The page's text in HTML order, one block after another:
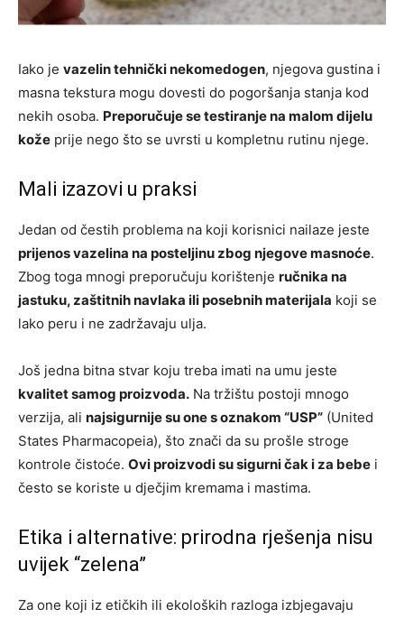
Iako je vazelin tehnički nekomedogen, njegova gustina i
masna tekstura mogu dovesti do pogoršanja stanja kod
nekih osoba. Preporučuje se testiranje na malom dijelu
kože prije nego što se uvrsti u kompletnu rutinu njege.
Mali izazovi u praksi
Jedan od čestih problema na koji korisnici nailaze jeste
prijenos vazelina na posteljinu zbog njegove masnoće.
Zbog toga mnogi preporučuju korištenje ručnika na
jastuku, zaštitnih navlaka ili posebnih materijala koji se
lako peru i ne zadržavaju ulja.
Još jedna bitna stvar koju treba imati na umu jeste
kvalitet samog proizvoda. Na tržištu postoji mnogo
verzija, ali najsigurnije su one s oznakom “USP” (United
States Pharmacopeia), što znači da su prošle stroge
kontrole čistoće. Ovi proizvodi su sigurni čak i za bebe i
često se koriste u dječjim kremama i mastima.
Etika i alternative: prirodna rješenja nisu
uvijek “zelena”
Za one koji iz etičkih ili ekoloških razloga izbjegavaju